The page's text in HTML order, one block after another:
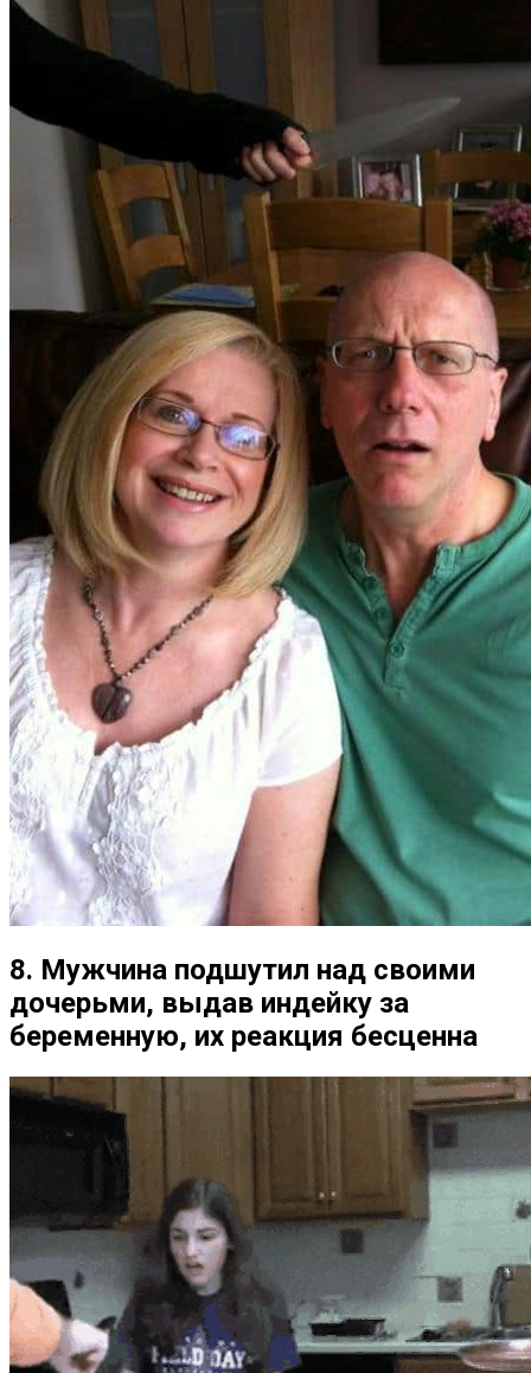
8. Мужчина подшутил над своими
дочерьми, выдав индейку за
беременную, их реакция бесценна